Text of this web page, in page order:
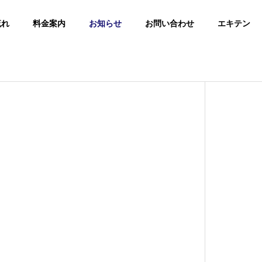
料金案内 お知らせ お問い合わせ エキテン